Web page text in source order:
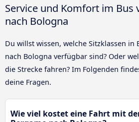
Service und Komfort im Bus
nach Bologna
Du willst wissen, welche Sitzklassen in
nach Bologna verfügbar sind? Oder
die Strecke fahren? Im Folgenden
deine Fragen.
Wie viel kostet eine Fahrt mit